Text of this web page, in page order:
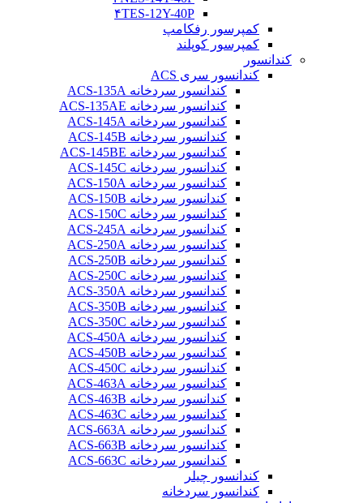
۴TES-12Y-40P
کمپرسور رفکامپ
کمپرسور کوپلند
کندانسور
کندانسور سری ACS
کندانسور سردخانه ACS-135A
کندانسور سردخانه ACS-135AE
کندانسور سردخانه ACS-145A
کندانسور سردخانه ACS-145B
کندانسور سردخانه ACS-145BE
کندانسور سردخانه ACS-145C
کندانسور سردخانه ACS-150A
کندانسور سردخانه ACS-150B
کندانسور سردخانه ACS-150C
کندانسور سردخانه ACS-245A
کندانسور سردخانه ACS-250A
کندانسور سردخانه ACS-250B
کندانسور سردخانه ACS-250C
کندانسور سردخانه ACS-350A
کندانسور سردخانه ACS-350B
کندانسور سردخانه ACS-350C
کندانسور سردخانه ACS-450A
کندانسور سردخانه ACS-450B
کندانسور سردخانه ACS-450C
کندانسور سردخانه ACS-463A
کندانسور سردخانه ACS-463B
کندانسور سردخانه ACS-463C
کندانسور سردخانه ACS-663A
کندانسور سردخانه ACS-663B
کندانسور سردخانه ACS-663C
کندانسور چیلر
کندانسور سردخانه